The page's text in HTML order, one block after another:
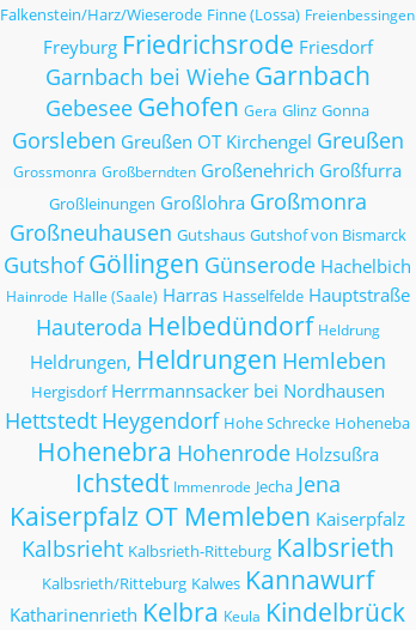
Falkenstein/Harz/Wieserode Finne (Lossa) Freienbessingen
Freyburg Friedrichsrode Friesdorf
Garnbach bei Wiehe Garnbach
Gebesee Gehofen Gera Glinz Gonna
Gorsleben Greußen OT Kirchengel Greußen
Grossmonra Großberndten Großenehrich Großfurra
Großleinungen Großlohra Großmonra
Großneuhausen Gutshaus Gutshof von Bismarck
Gutshof Göllingen Günserode Hachelbich
Hainrode Halle (Saale) Harras Hasselfelde Hauptstraße
Hauteroda Helbedündorf Heldrung
Heldrungen, Heldrungen Hemleben
Hergisdorf Herrmannsacker bei Nordhausen
Hettstedt Heygendorf Hohe Schrecke Hoheneba
Hohenebra Hohenrode Holzsußra
Ichstedt Immenrode Jecha Jena
Kaiserpfalz OT Memleben Kaiserpfalz
Kalbsrieht Kalbsrieth-Ritteburg Kalbsrieth
Kalbsrieth/Ritteburg Kalwes Kannawurf
Katharinenrieth Kelbra Keula Kindelbrück